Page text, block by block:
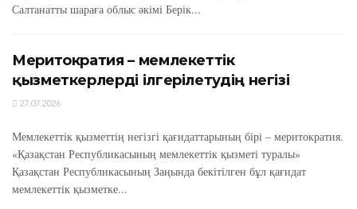
Салтанатты шараға облыс әкімі Берік...
Меритократия – мемлекеттік
қызметкерлерді ілгерілетудің негізі
27.07.2026
Мемлекеттік қызметтің негізгі қағидаттарының бірі – меритократия.
«Қазақстан Республикасының мемлекеттік қызметі туралы»
Қазақстан Республикасының Заңында бекітілген бұл қағидат
мемлекеттік қызметке...